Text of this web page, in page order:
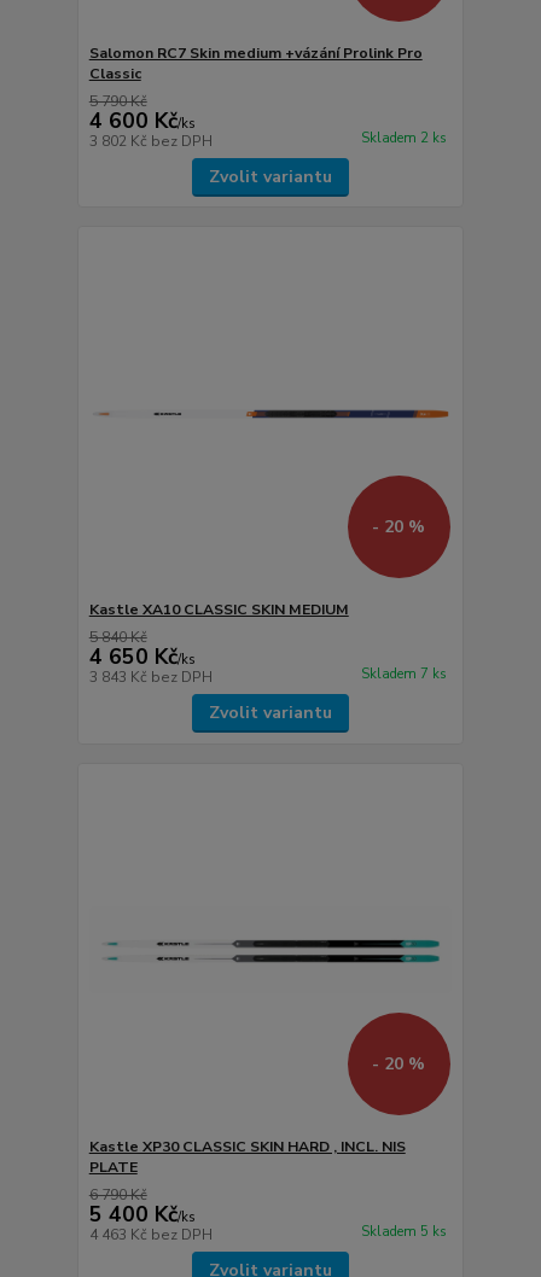
Salomon RC7 Skin medium +vázání Prolink Pro
Classic
5 790 Kč
4 600 Kč/ks
3 802 Kč bez DPH Skladem 2 ks
Zvolit variantu
- 20 %
Kastle XA10 CLASSIC SKIN MEDIUM
5 840 Kč
4 650 Kč/ks
3 843 Kč bez DPH Skladem 7 ks
Zvolit variantu
- 20 %
Kastle XP30 CLASSIC SKIN HARD , INCL. NIS
PLATE
6 790 Kč
5 400 Kč/ks
4 463 Kč bez DPH Skladem 5 ks
Zvolit variantu